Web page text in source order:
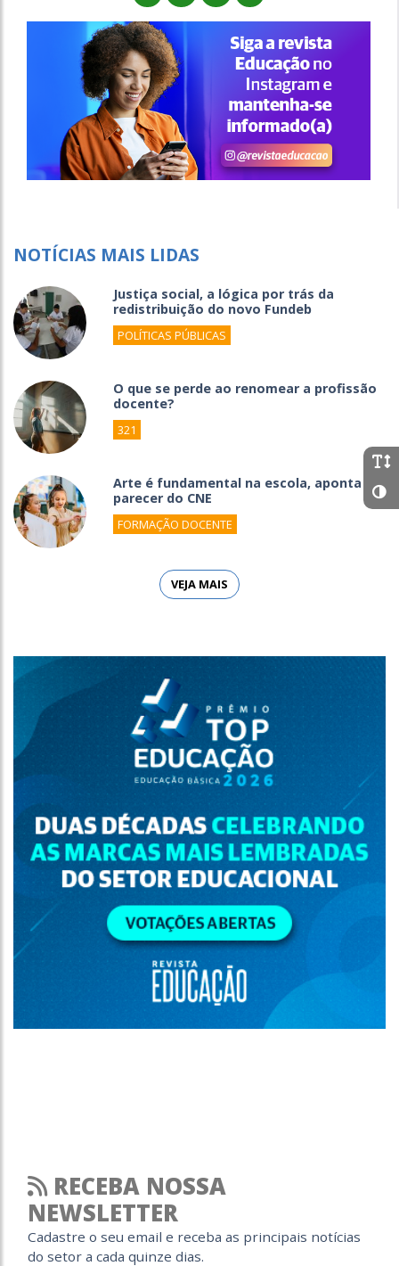
NOTÍCIAS MAIS LIDAS
Justiça social, a lógica por trás da
redistribuição do novo Fundeb
POLÍTICAS PÚBLICAS
O que se perde ao renomear a profissão
docente?
321
Arte é fundamental na escola, aponta
parecer do CNE
FORMAÇÃO DOCENTE
VEJA MAIS
RECEBA NOSSA
NEWSLETTER
Cadastre o seu email e receba as principais notícias
do setor a cada quinze dias.